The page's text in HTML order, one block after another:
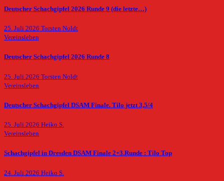
Deutscher Schachgipfel 2026 Runde 9 (die letzte…)
25. Juli 2026 Torsten Noldt
Vereinsleben
Deutscher Schachgipfel 2026 Runde 8
25. Juli 2026 Torsten Noldt
Vereinsleben
Deutscher Schachgipfel DSAM Finale. Tilo jetzt 3,5/4
25. Juli 2026 Heiko S.
Vereinsleben
Schachgipfel in Dresden DSAM Finale 2+3.Runde : Tilo Top
24. Juli 2026 Heiko S.